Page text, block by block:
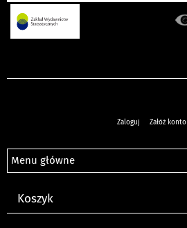
Zaloguj Załóż konto
Menu główne
Koszyk